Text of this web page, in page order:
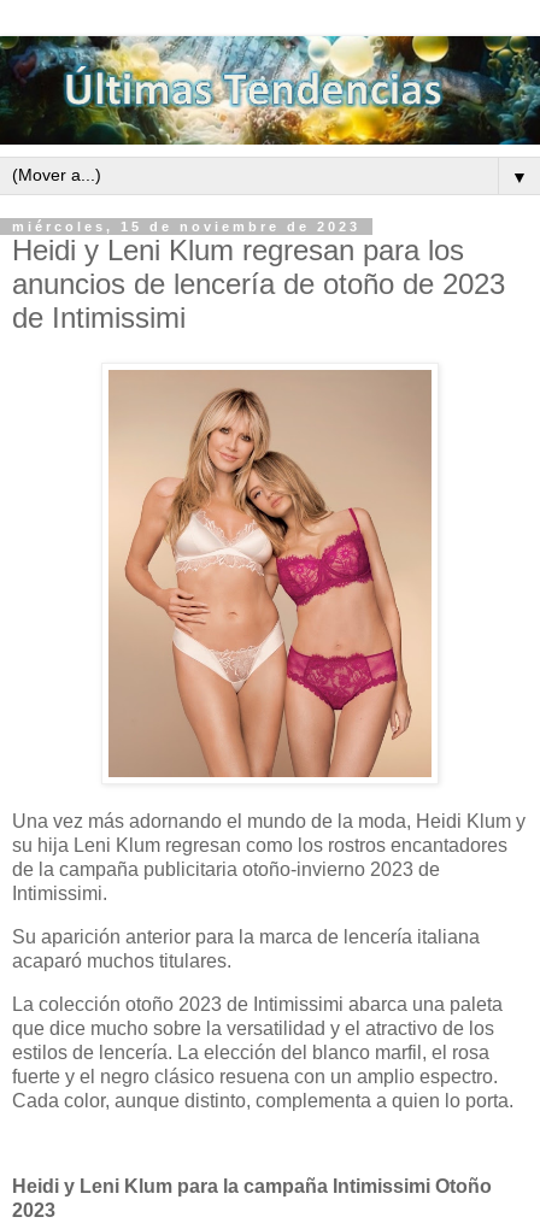
▼
miércoles, 15 de noviembre de 2023
Heidi y Leni Klum regresan para los
anuncios de lencería de otoño de 2023
de Intimissimi
Una vez más adornando el mundo de la moda, Heidi Klum y
su hija Leni Klum regresan como los rostros encantadores
de la campaña publicitaria otoño-invierno 2023 de
Intimissimi.
Su aparición anterior para la marca de lencería italiana
acaparó muchos titulares.
La colección otoño 2023 de Intimissimi abarca una paleta
que dice mucho sobre la versatilidad y el atractivo de los
estilos de lencería. La elección del blanco marfil, el rosa
fuerte y el negro clásico resuena con un amplio espectro.
Cada color, aunque distinto, complementa a quien lo porta.
Heidi y Leni Klum para la campaña Intimissimi Otoño
2023